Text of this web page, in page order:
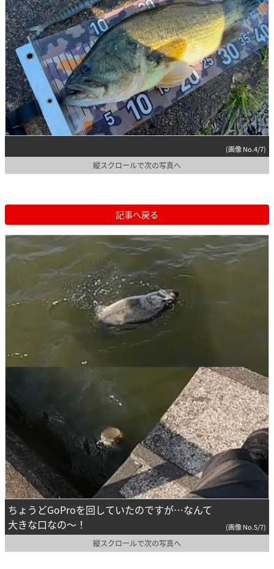
(画像 No.4/7)
縦スクロールで次の写真へ
記事へ戻る
ちょうどGoProを回していたのですが…なんて
大きな口なの〜！
(画像 No.5/7)
縦スクロールで次の写真へ